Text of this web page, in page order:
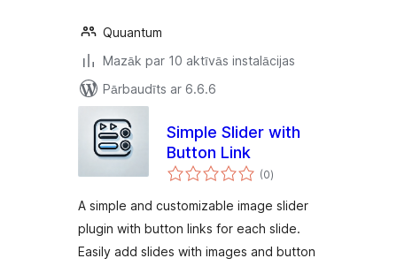
Quuantum
Mazāk par 10 aktīvās instalācijas
Pārbaudīts ar 6.6.6
Simple Slider with
Button Link
(0vērtējumu
kopsumma
)
A simple and customizable image slider
plugin with button links for each slide.
Easily add slides with images and button